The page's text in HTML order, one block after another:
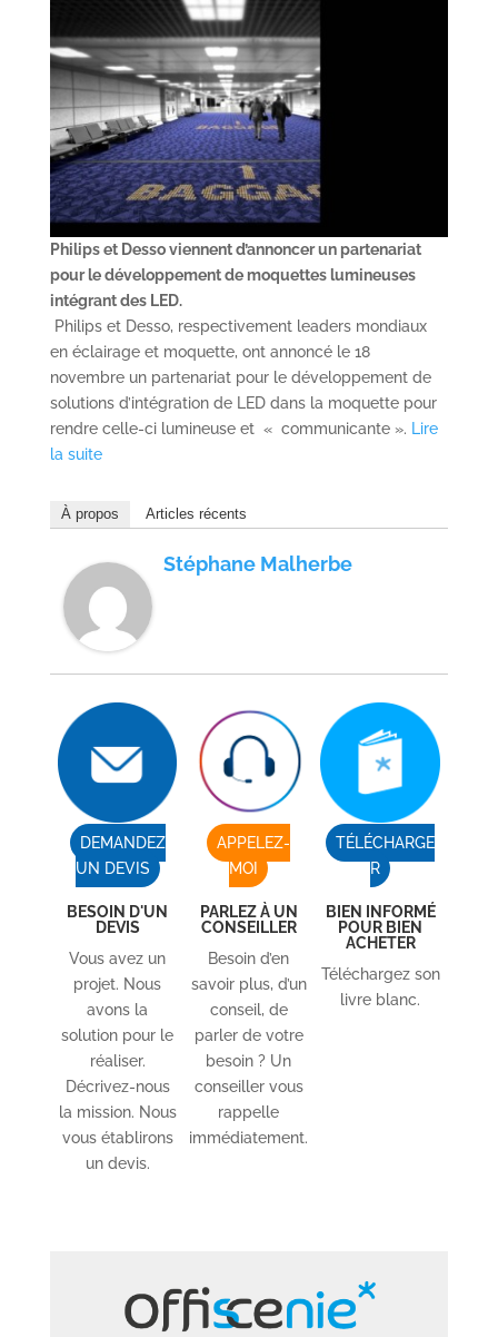
Philips et Desso viennent d’annoncer un partenariat
pour le développement de moquettes lumineuses
intégrant des LED.
Philips et Desso, respectivement leaders mondiaux
en éclairage et moquette, ont annoncé le 18
novembre un partenariat pour le développement de
solutions d’intégration de LED dans la moquette pour
rendre celle-ci lumineuse et « communicante ». Lire
la suite
À propos Articles récents
Stéphane Malherbe
DEMANDEZ
UN DEVIS
BESOIN D'UN
DEVIS
Vous avez un
projet. Nous
avons la
solution pour le
réaliser.
Décrivez-nous
la mission. Nous
vous établirons
un devis.
APPELEZ-
MOI
PARLEZ À UN
CONSEILLER
Besoin d’en
savoir plus, d’un
conseil, de
parler de votre
besoin ? Un
conseiller vous
rappelle
immédiatement.
TÉLÉCHARGE
R
BIEN INFORMÉ
POUR BIEN
ACHETER
Téléchargez son
livre blanc.